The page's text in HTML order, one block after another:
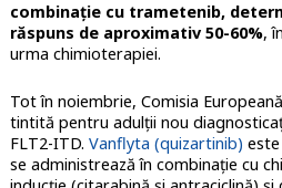
combinaţie cu trametenib,
răspuns de aproximativ 50-60%,
urma chimioterapiei.
Tot în noiembrie, Comisia
tintită pentru adulţii nou
FLT2-ITD. Vanflyta (quizartinib)
se administrează în combinaţie cu